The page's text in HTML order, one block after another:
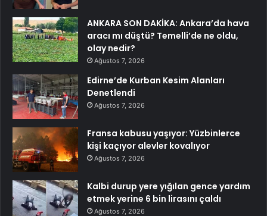
ANKARA SON DAKİKA: Ankara’da hava
aracı mı düştü? Temelli’de ne oldu,
olay nedir?
Ağustos 7, 2026
Edirne’de Kurban Kesim Alanları
Denetlendi
Ağustos 7, 2026
Fransa kabusu yaşıyor: Yüzbinlerce
kişi kaçıyor alevler kovalıyor
Ağustos 7, 2026
Kalbi durup yere yığılan gence yardım
etmek yerine 6 bin lirasını çaldı
Ağustos 7, 2026